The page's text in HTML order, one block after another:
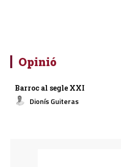
Opinió
Barroc al segle XXI
Dionís Guiteras